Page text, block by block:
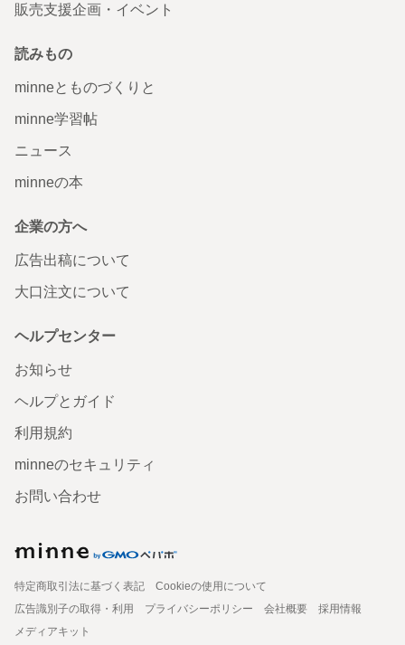
販売支援企画・イベント
読みもの
minneとものづくりと
minne学習帖
ニュース
minneの本
企業の方へ
広告出稿について
大口注文について
ヘルプセンター
お知らせ
ヘルプとガイド
利用規約
minneのセキュリティ
お問い合わせ
特定商取引法に基づく表記
Cookieの使用について
広告識別子の取得・利用
プライバシーポリシー 会社概要
採用情報
メディアキット